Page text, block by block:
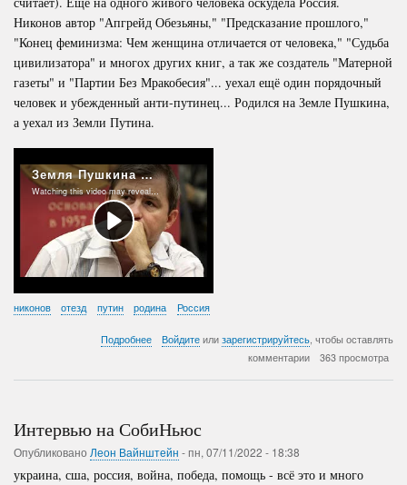
Никонов автор "Апгрейд Обезьяны," "Предсказание прошлого,"
"Конец феминизма: Чем женщина отличается от человека," "Судьба
цивилизатора" и многох других книг, а так же создатель "Матерной
газеты" и "Партии Без Мракобесия"... уехал ещё один порядочный
человек и убежденный анти-путинец... Родился на Земле Пушкина,
а уехал из Земли Путина.
никонов отезд путин родина Россия
Подробнее
превратилась
Путина
(беседа
с
талантливым
Войдите или зарегистрируйтесь, чтобы оставлять
комментарии
363 просмотра
Интервью на СобиНьюс
Опубликовано Леон Вайнштейн -пн, 07/11/2022 - 18:38
украина, сша, россия, война, победа, помощь - всё это и много